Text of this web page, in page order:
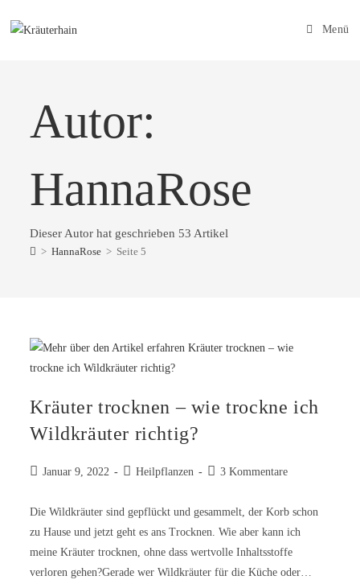
Menü
Autor:
HannaRose
Dieser Autor hat geschrieben 53 Artikel
> HannaRose > Seite 5
Kräuter trocknen – wie trockne ich
Wildkräuter richtig?
Januar 9, 2022 Heilpflanzen 3 Kommentare
Die Wildkräuter sind gepflückt und gesammelt, der Korb schon
zu Hause und jetzt geht es ans Trocknen. Wie aber kann ich
meine Kräuter trocknen, ohne dass wertvolle Inhaltsstoffe
verloren gehen?Gerade wer Wildkräuter für die Küche oder…